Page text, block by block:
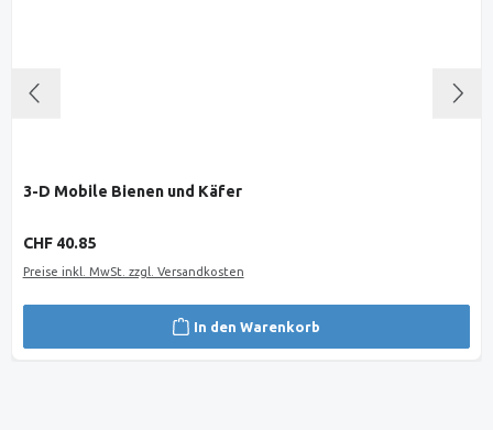
3-D Mobile Bienen und Käfer
Regulärer Preis:
CHF 40.85
Preise inkl. MwSt. zzgl. Versandkosten
In den Warenkorb